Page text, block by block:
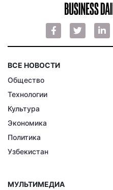
ВСЕ НОВОСТИ
Общество
Технологии
Культура
Экономика
Политика
Узбекистан
МУЛЬТИМЕДИА